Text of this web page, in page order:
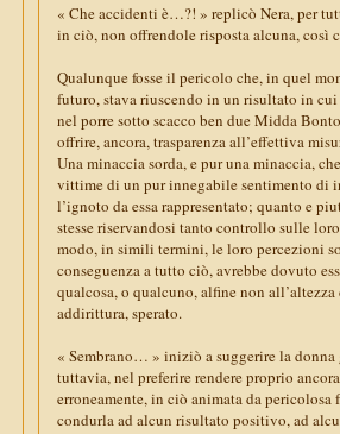
« Che accidenti è…?! » replicò Nera, per
in ciò, non offrendole risposta alcuna, così
Qualunque fosse il pericolo che, in quel
futuro, stava riuscendo in un risultato in
nel porre sotto scacco ben due Midda
offrire, ancora, trasparenza all’effettiva
Una minaccia sorda, e pur una minaccia,
vittime di un pur innegabile sentimento di
l’ignoto da essa rappresentato; quanto e
stesse riservandosi tanto controllo sulle
modo, in simili termini, le loro percezioni
conseguenza a tutto ciò, avrebbe dovuto
qualcosa, o qualcuno, alfine non
addirittura, sperato.
« Sembrano… » iniziò a suggerire la
tuttavia, nel preferire rendere proprio
erroneamente, in ciò animata da
condurla ad alcun risultato positivo, ad